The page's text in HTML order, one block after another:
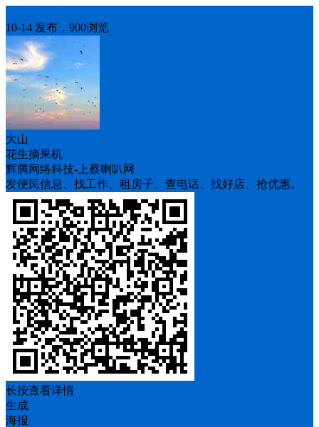
10-14 发布，900浏览
大山
花生摘果机
辉腾网络科技-上蔡喇叭网
发便民信息、找工作、租房子、查电话、找好店、抢优惠。
长按查看详情
生成
海报